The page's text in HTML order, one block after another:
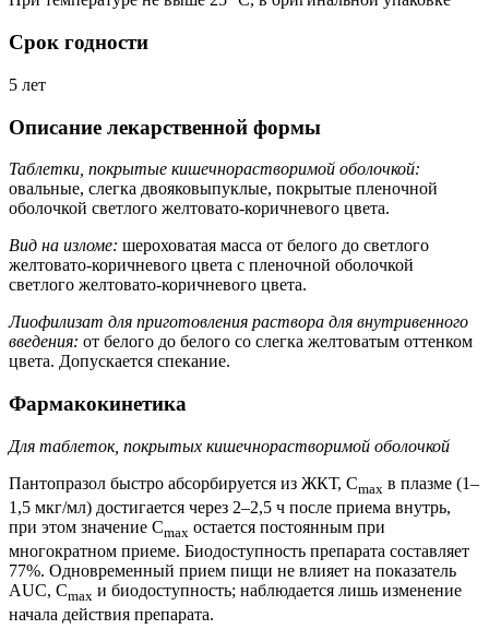
Срок годности
5 лет
Описание лекарственной формы
Таблетки, покрытые кишечнорастворимой оболочкой:
овальные, слегка двояковыпуклые, покрытые пленочной
оболочкой светлого желтовато-коричневого цвета.
Вид на изломе: шероховатая масса от белого до светлого
желтовато-коричневого цвета с пленочной оболочкой
светлого желтовато-коричневого цвета.
Лиофилизат для приготовления раствора для внутривенного
введения: от белого до белого со слегка желтоватым оттенком
цвета. Допускается спекание.
Фармакокинетика
Для таблеток, покрытых кишечнорастворимой оболочкой
Пантопразол быстро абсорбируется из ЖКТ, Cmax в плазме (1–
1,5 мкг/мл) достигается через 2–2,5 ч после приема внутрь,
при этом значение Cmax остается постоянным при
многократном приеме. Биодоступность препарата составляет
77%. Одновременный прием пищи не влияет на показатель
AUC, Cmax и биодоступность; наблюдается лишь изменение
начала действия препарата.